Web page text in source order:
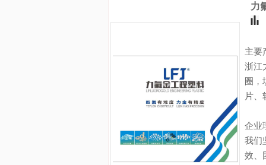
力
主要
浙江
圈，
片、
企业
我们
效、